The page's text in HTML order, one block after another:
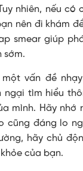
nhiên, nếu có
nên đi khám
smear giúp
sớm.
vấn đề
ngại tìm hiểu
mình. Hãy nhớ
cũng đáng lo
hãy chủ
của bạn.